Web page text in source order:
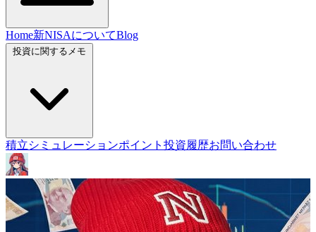
Home新NISAについてBlog
積立シミュレーションポイント投資履歴お問い合わせ